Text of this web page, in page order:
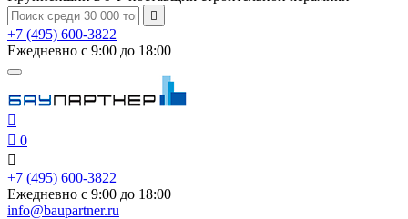

+7 (495) 600-3822
Ежедневно с 9:00 до 18:00

 0

+7 (495) 600-3822
Ежедневно с 9:00 до 18:00
info@baupartner.ru